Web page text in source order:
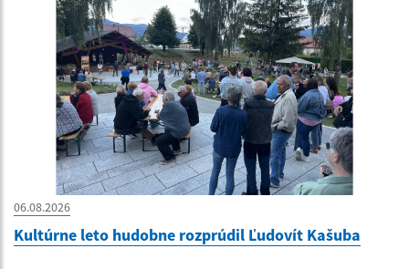
06.08.2026
Kultúrne leto hudobne rozprúdil Ľudovít Kašuba